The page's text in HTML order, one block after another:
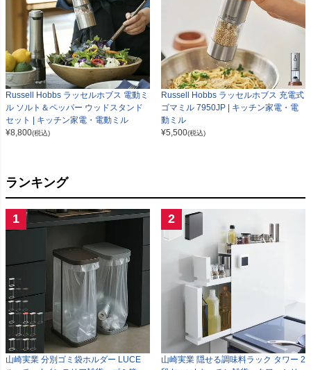
Russell Hobbs ラッセルホブス 電動ミ
ル ソルト＆ペッパー ウッドスタンド
セット | キッチン家電・電動ミル
¥8,800(税込)
Russell Hobbs ラッセルホブス 充電式
ゴマミル 7950JP | キッチン家電・電
動ミル
¥5,500(税込)
ランキング
1
山崎実業 分別ゴミ袋ホルダー LUCE
2
山崎実業 隠せる調味料ラック タワー 2